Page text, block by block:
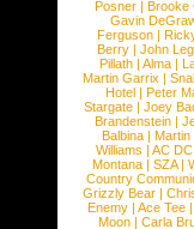
Posner| Brooke
Gavin
Ferguson |
Berry | John
Pillath| Alma|
Martin Garrix |
Hotel | Peter
Stargate| Joey
Brandenstein|
Balbina | Martin
Williams | AC DC
Montana| SZA|
Country
Grizzly Bear |
Enemy | Ace Tee |
Moon| Carla